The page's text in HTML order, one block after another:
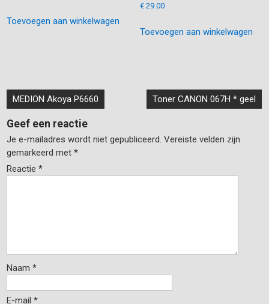
Toevoegen aan winkelwagen
€29.00
Toevoegen aan winkelwagen
Bericht
navigatie
MEDION Akoya P6660 Toner CANON 067H * geel
Geef een reactie
Je e-mailadres wordt niet gepubliceerd. Vereiste velden zijn
gemarkeerd met*
Reactie*
Naam*
E-mail*